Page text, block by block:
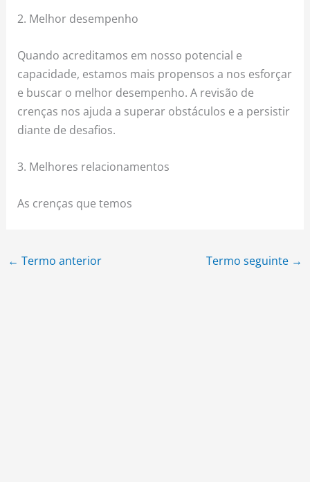
2. Melhor desempenho
Quando acreditamos em nosso potencial e
capacidade, estamos mais propensos a nos esforçar
e buscar o melhor desempenho. A revisão de
crenças nos ajuda a superar obstáculos e a persistir
diante de desafios.
3. Melhores relacionamentos
As crenças que temos
← Termo anterior Termo seguinte →